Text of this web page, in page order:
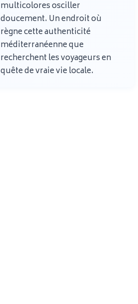
multicolores osciller
doucement. Un endroit où
règne cette authenticité
méditerranéenne que
recherchent les voyageurs en
quête de vraie vie locale.